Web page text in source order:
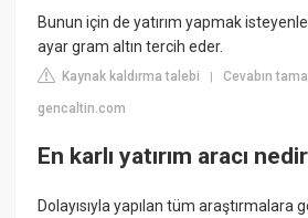
Bunun için de yatırım yapmak
ayar gram altın tercih eder.
Kaynak kaldırma talebi |Cevabın
gencaltin.com
En karlı yatırım aracı
Dolayısıyla yapılan tüm araştırmalara